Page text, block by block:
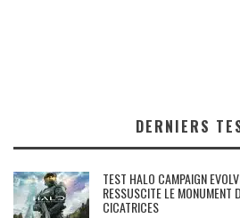
DERNIERS
TEST HALO CAMPAIGN
RESSUSCITE LE MONUMENT
CICATRICES